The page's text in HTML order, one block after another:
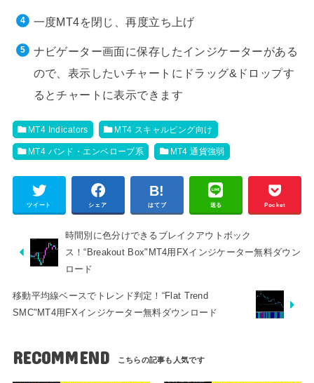
一度MT4を閉じ、再度立ち上げ
ナビゲーター画面に保存したインジケーターがある
ので、表示したいチャートにドラッグ&ドロップす
るとチャートに表示できます
MT4 Indicators MT4 スキャルピング向け
MT4 バンド・エンベロープ系 MT4 通貨強弱
ツイート シェア はてブ 送る Pocket
時間別に色分けできるブレイクアウトボック
ス！“Breakout Box"MT4用FXインジケーター無料ダウン
ロード
移動平均線ベースでトレンド判定！“Flat Trend
SMC"MT4用FXインジケーター無料ダウンロード
RECOMMEND